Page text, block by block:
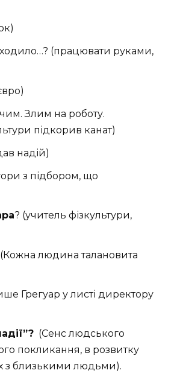
(працювати руками,
Злим на роботу.
підкорив канат)
надій)
з підбором, що
? (учитель фізкультури,
(Кожна людина талановита
Грегуар у листі директору
(Сенс людського
покликання, в розвитку
з близькими людьми).